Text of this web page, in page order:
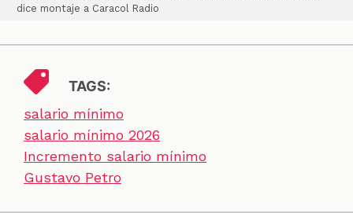
dice montaje a Caracol Radio
TAGS:
salario mínimo
salario mínimo 2026
Incremento salario mínimo
Gustavo Petro